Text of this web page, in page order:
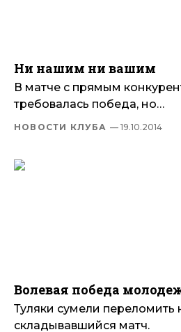
Ни нашим ни вашим
В матче с прямым
требовалась победа, но…
НОВОСТИ КЛУБА — 19.10.2014
Волевая победа
Туляки сумели переломить
складывавшийся матч.